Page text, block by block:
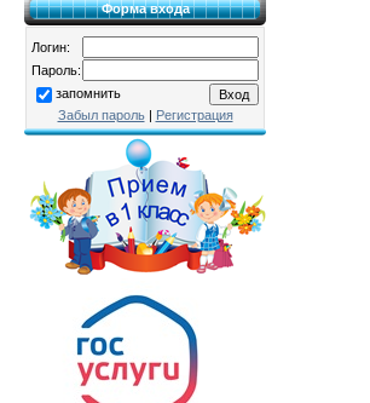
Форма входа
Логин:
Пароль:
запомнить
Забыл пароль| Регистрация